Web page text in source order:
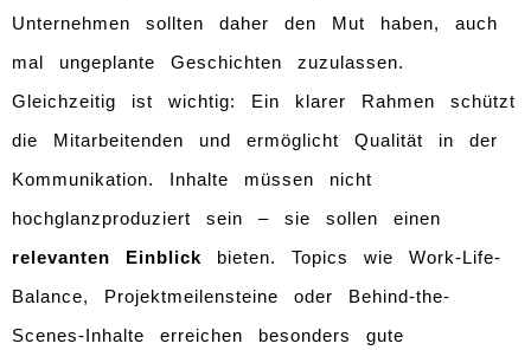
Unternehmen sollten daher den Mut haben, auch
mal ungeplante Geschichten zuzulassen.
Gleichzeitig ist wichtig: Ein klarer Rahmen schützt
die Mitarbeitenden und ermöglicht Qualität in der
Kommunikation. Inhalte müssen nicht
hochglanzproduziert sein – sie sollen einen
relevanten Einblick bieten. Topics wie Work-Life-
Balance, Projektmeilensteine oder Behind-the-
Scenes-Inhalte erreichen besonders gute